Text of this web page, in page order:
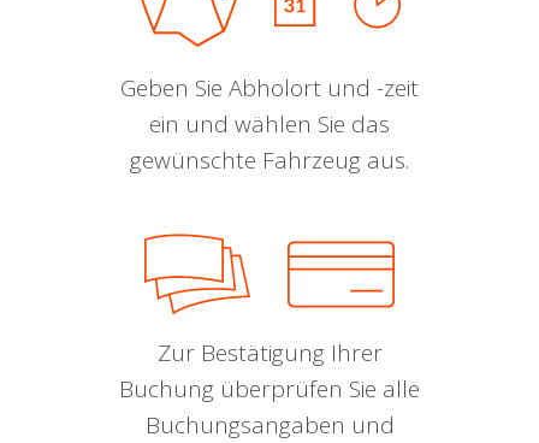
Geben Sie Abholort und -zeit
ein und wählen Sie das
gewünschte Fahrzeug aus.
Zur Bestätigung Ihrer
Buchung überprüfen Sie alle
Buchungsangaben und